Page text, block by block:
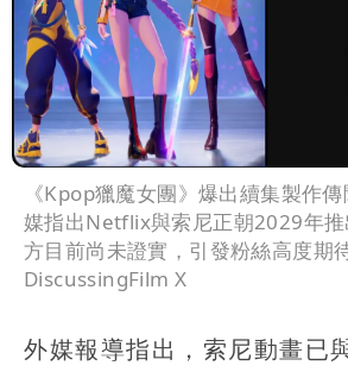
《Kpop獵魔女團》爆出續集製作
媒指出Netflix與索尼正朝2029年
方目前尚未證實，引發粉絲高度期待
DiscussingFilm X
外媒報導指出，索尼動畫已